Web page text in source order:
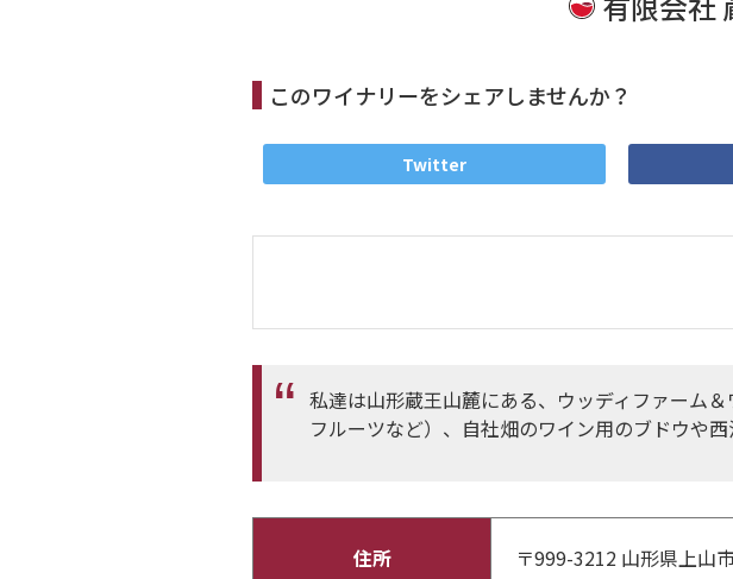
このワイナリーをシェアしませんか？
Twitter
私達は山形蔵王山麓にある、ウッディファーム
フルーツなど）、自社畑のワイン用のブドウや西
住所 〒999-3212 山形県上山